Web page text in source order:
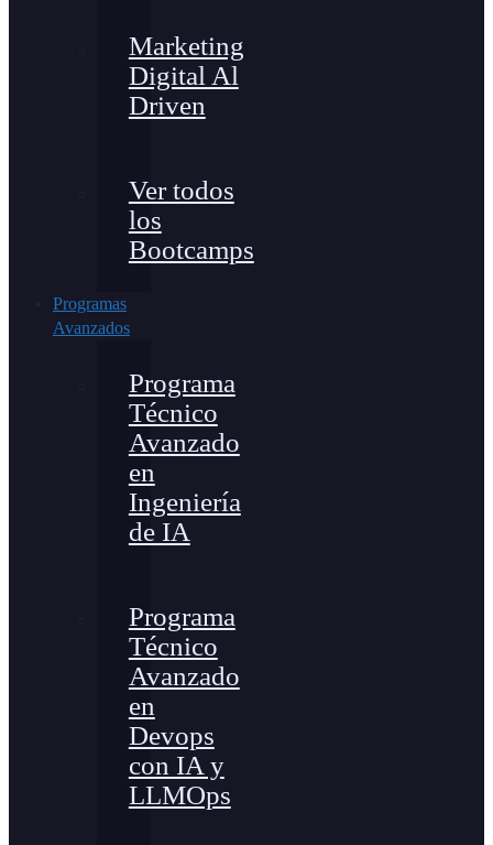
Marketing
Digital Al
Driven
Ver todos
los
Bootcamps
Programas
Avanzados
Programa
Técnico
Avanzado
en
Ingeniería
de IA
Programa
Técnico
Avanzado
en
Devops
con IA y
LLMOps